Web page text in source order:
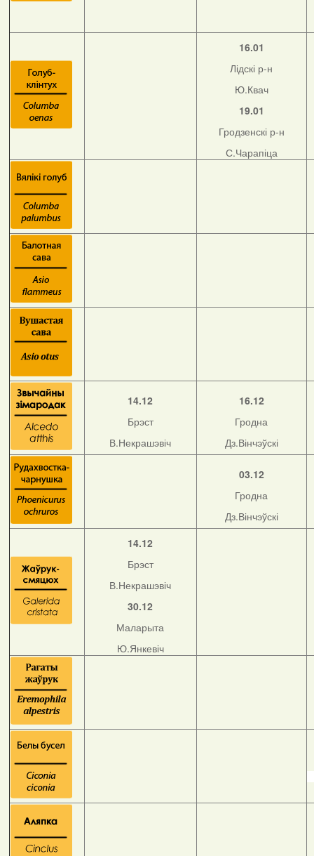
16.01
Лідскі р-н
Ю.Квач
19.01
Гродзенскі р-н
С.Чарапіца
14.12
Брэст
В.Некрашэвіч
16.12
Гродна
Дз.Вінчэўскі
03.12
Гродна
Дз.Вінчэўскі
14.12
Брэст
В.Некрашэвіч
30.12
Маларыта
Ю.Янкевіч